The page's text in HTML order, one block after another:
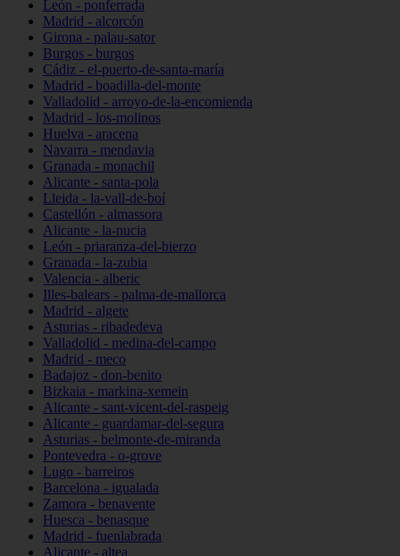
León - ponferrada
Madrid - alcorcón
Girona - palau-sator
Burgos - burgos
Cádiz - el-puerto-de-santa-maría
Madrid - boadilla-del-monte
Valladolid - arroyo-de-la-encomienda
Madrid - los-molinos
Huelva - aracena
Navarra - mendavia
Granada - monachil
Alicante - santa-pola
Lleida - la-vall-de-boí
Castellón - almassora
Alicante - la-nucia
León - priaranza-del-bierzo
Granada - la-zubia
Valencia - alberic
Illes-balears - palma-de-mallorca
Madrid - algete
Asturias - ribadedeva
Valladolid - medina-del-campo
Madrid - meco
Badajoz - don-benito
Bizkaia - markina-xemein
Alicante - sant-vicent-del-raspeig
Alicante - guardamar-del-segura
Asturias - belmonte-de-miranda
Pontevedra - o-grove
Lugo - barreiros
Barcelona - igualada
Zamora - benavente
Huesca - benasque
Madrid - fuenlabrada
Alicante - altea